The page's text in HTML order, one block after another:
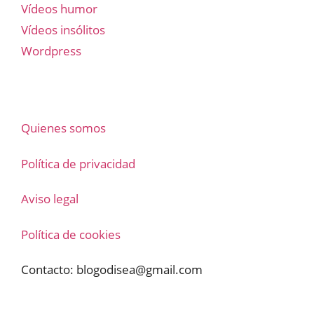
Vídeos humor
Vídeos insólitos
Wordpress
Quienes somos
Política de privacidad
Aviso legal
Política de cookies
Contacto: blogodisea@gmail.com